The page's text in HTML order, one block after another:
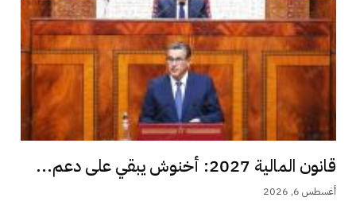
قانون المالية 2027: أخنوش يبقي على دعم...
أغسطس 6, 2026